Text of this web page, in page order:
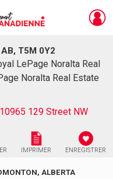
T5M 0Y2
LePage Noralta Real
Noralta Real Estate
10965 129 Street NW
IMPRIMER ENREGISTRER
ALBERTA